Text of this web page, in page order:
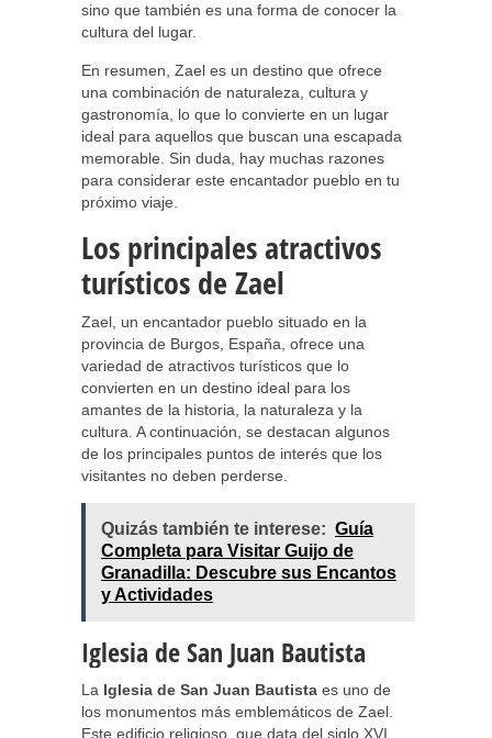
sino que también es una forma de conocer la
cultura del lugar.
En resumen, Zael es un destino que ofrece
una combinación de naturaleza, cultura y
gastronomía, lo que lo convierte en un lugar
ideal para aquellos que buscan una escapada
memorable. Sin duda, hay muchas razones
para considerar este encantador pueblo en tu
próximo viaje.
Los principales atractivos
turísticos de Zael
Zael, un encantador pueblo situado en la
provincia de Burgos, España, ofrece una
variedad de atractivos turísticos que lo
convierten en un destino ideal para los
amantes de la historia, la naturaleza y la
cultura. A continuación, se destacan algunos
de los principales puntos de interés que los
visitantes no deben perderse.
Quizás también te interese: Guía
Completa para Visitar Guijo de
Granadilla: Descubre sus Encantos
y Actividades
Iglesia de San Juan Bautista
La Iglesia de San Juan Bautista es uno de
los monumentos más emblemáticos de Zael.
Este edificio religioso, que data del siglo XVI,